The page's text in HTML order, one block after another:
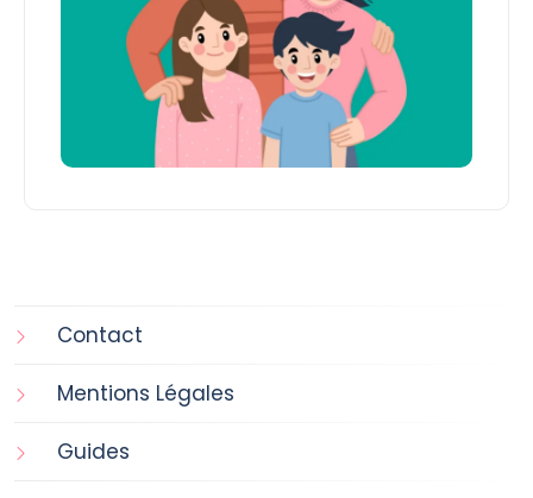
Contact
Mentions Légales
Guides